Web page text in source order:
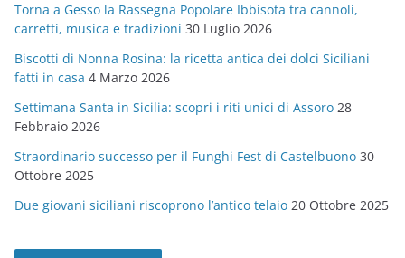
o
r
i
e
Torna a Gesso la Rassegna Popolare Ibbisota tra cannoli,
carretti, musica e tradizioni 30 Luglio 2026
Biscotti di Nonna Rosina: la ricetta antica dei dolci Siciliani
fatti in casa 4 Marzo 2026
Settimana Santa in Sicilia: scopri i riti unici di Assoro 28
Febbraio 2026
Straordinario successo per il Funghi Fest di Castelbuono 30
Ottobre 2025
Due giovani siciliani riscoprono l’antico telaio 20 Ottobre 2025